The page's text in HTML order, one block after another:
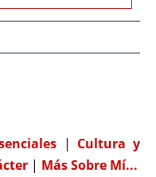
| Cultura y
| Más Sobre Mí...